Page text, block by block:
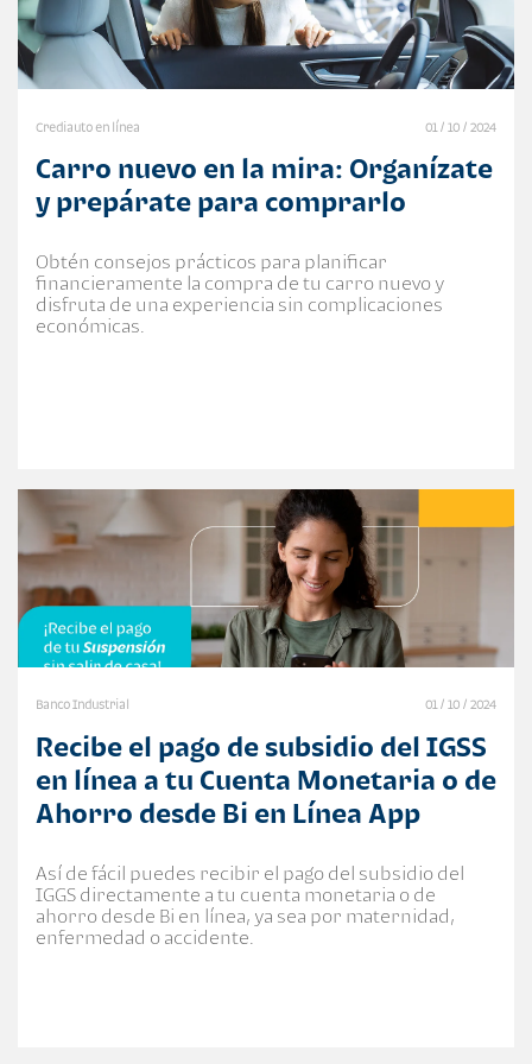
Crediauto en línea 01 / 10 / 2024
Carro nuevo en la mira: Organízate
y prepárate para comprarlo
Obtén consejos prácticos para planificar
financieramente la compra de tu carro nuevo y
disfruta de una experiencia sin complicaciones
económicas.
Banco Industrial 01 / 10 / 2024
Recibe el pago de subsidio del IGSS
en línea a tu Cuenta Monetaria o de
Ahorro desde Bi en Línea App
Así de fácil puedes recibir el pago del subsidio del
IGGS directamente a tu cuenta monetaria o de
ahorro desde Bi en línea, ya sea por maternidad,
enfermedad o accidente.